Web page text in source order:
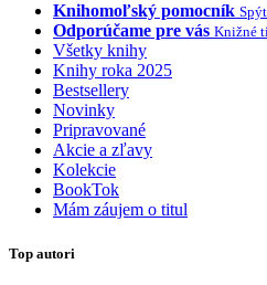
Knihomoľský pomocník
Odporúčame pre vás Knižné
Všetky knihy
Knihy roka 2025
Bestsellery
Novinky
Pripravované
Akcie a zľavy
Kolekcie
BookTok
Mám záujem o titul
Top autori